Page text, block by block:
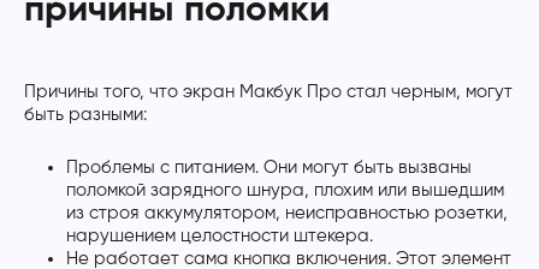
причины поломки
Причины того, что экран Макбук Про стал черным, могут
быть разными:
Проблемы с питанием. Они могут быть вызваны
поломкой зарядного шнура, плохим или вышедшим
из строя аккумулятором, неисправностью розетки,
нарушением целостности штекера.
Не работает сама кнопка включения. Этот элемент